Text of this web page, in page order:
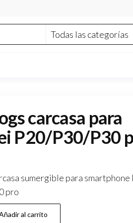
carcasa para
P20/P30/P30
sumergible para smartphone
pro
al carrito